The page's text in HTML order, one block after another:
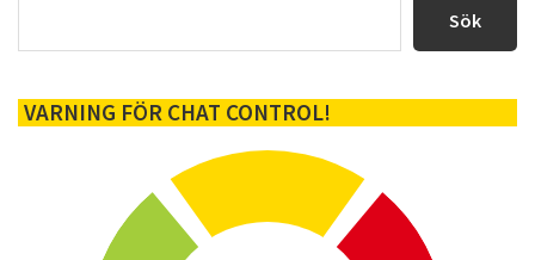
Sök
VARNING FÖR CHAT CONTROL!